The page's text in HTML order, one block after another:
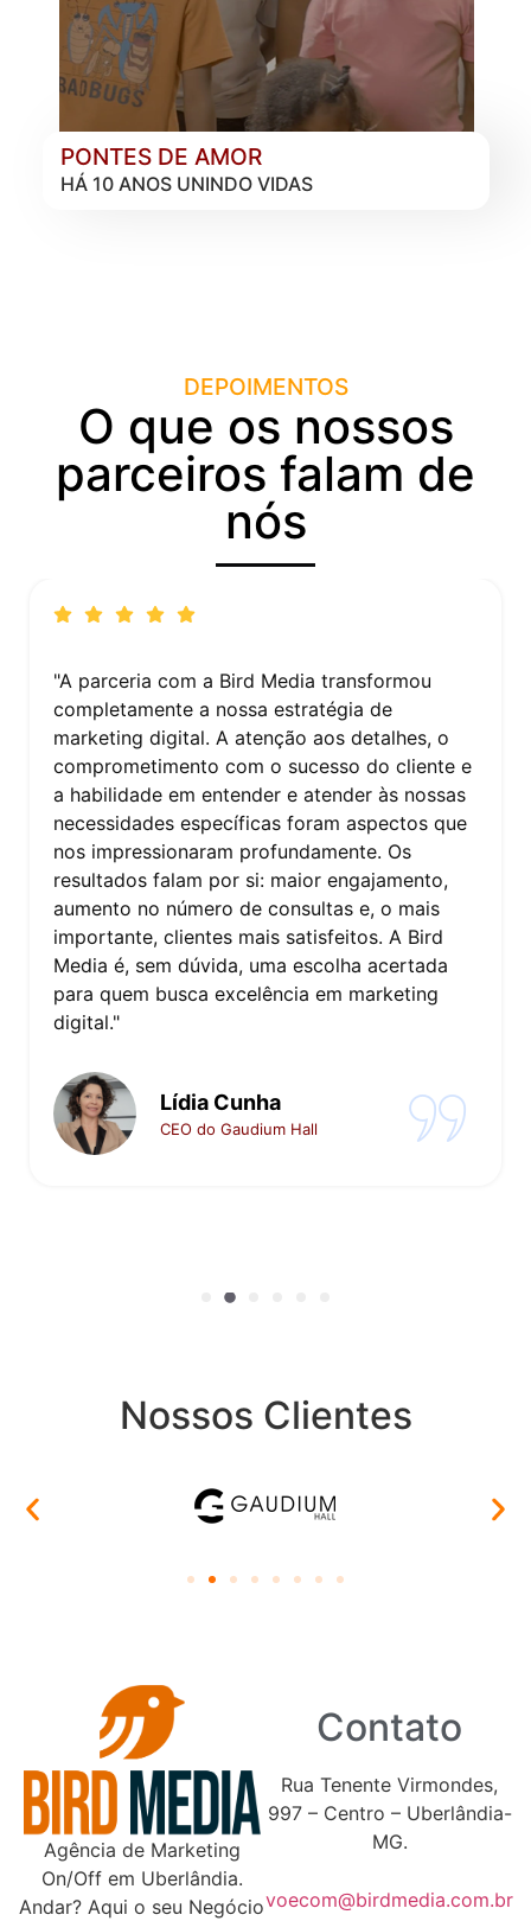
PONTES DE AMOR
HÁ 10 ANOS UNINDO VIDAS
DEPOIMENTOS
O que os nossos
parceiros falam de
nós
"Trabalhar com a Bird Media foi uma
experiência reveladora. A equipe conseguiu
captar a essência da nossa marca e traduzi-la
em uma estratégia de marketing digital coesa
e impactante. O aumento na visibilidade e no
reconhecimento da nossa marca foi notável. A
Bird Media não apenas atendeu às nossas
expectativas, mas as superou, provando ser
um parceiro valioso na nossa estratégia de
crescimento. Recomendo fortemente seus
serviços a quem busca não apenas resultados,
mas também inovação e criatividade no
marketing digital."
Flávio Santiago
CEO da Santiago Filmes
Nossos Clientes
Agência de Marketing
On/Off em Uberlândia.
Andar? Aqui o seu Negócio
Contato
Rua Tenente Virmondes,
997 – Centro – Uberlândia-
MG.
voecom@birdmedia.com.br